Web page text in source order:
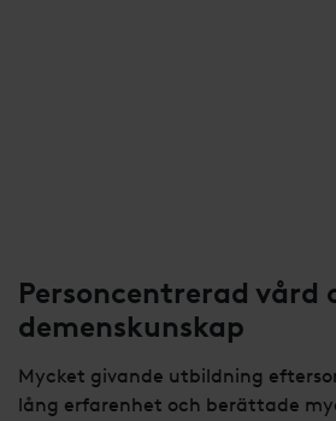
Personcentrerad vård
demenskunskap
Mycket givande utbildning
lång erfarenhet och berättade